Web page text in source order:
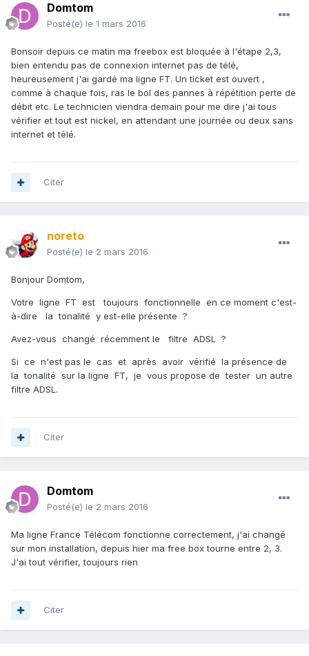
Domtom
Posté(e) le 1 mars 2016
Bonsoir depuis ce matin ma freebox est bloquée à l'étape 2,3,
bien entendu pas de connexion internet pas de télé,
heureusement j'ai gardé ma ligne FT. Un ticket est ouvert ,
comme à chaque fois, ras le bol des pannes à répétition perte de
débit etc. Le technicien viendra demain pour me dire j'ai tous
vérifier et tout est nickel, en attendant une journée ou deux sans
internet et télé.
Citer
noreto
Posté(e) le 2 mars 2016
Bonjour Domtom,
Votre ligne FT est toujours fonctionnelle en ce moment c'est-
à-dire la tonalité y est-elle présente ?
Avez-vous changé récemment le filtre ADSL ?
Si ce n'est pas le cas et après avoir vérifié la présence de
la tonalité sur la ligne FT, je vous propose de tester un autre
filtre ADSL.
Citer
Domtom
Posté(e) le 2 mars 2016
Ma ligne France Télécom fonctionne correctement, j'ai changé
sur mon installation, depuis hier ma free box tourne entre 2, 3.
J'ai tout vérifier, toujours rien
Citer